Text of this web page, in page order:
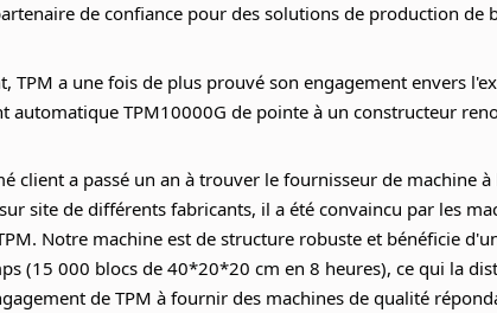
de confiance pour des solutions de production de
TPM a une fois de plus prouvé son engagement envers
automatique TPM10000G de pointe à un constructeur
client a passé un an à trouver le fournisseur de machine
site de différents fabricants, il a été convaincu par les
Notre machine est de structure robuste et bénéficie
(15 000 blocs de 40*20*20 cm en 8 heures), ce qui la
de TPM à fournir des machines de qualité